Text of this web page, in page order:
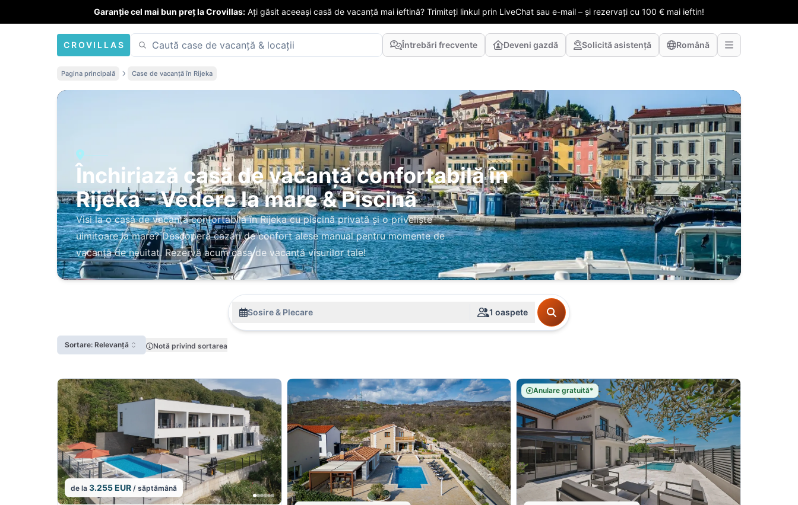
Garanție cel mai bun preț la Crovillas: Ați găsit aceeași casă de vacanță mai ieftină? Trimiteți linkul prin LiveChat sau e-mail – și rezervați cu 100 € mai ieftin!
CROVILLAS Întrebări frecvente Deveni gazdă Solicită asistență Română
Pagina principală Case de vacanță în Rijeka
Închiriază casă de vacanță confortabilă în
Rijeka – Vedere la mare & Piscină
Visi la o casă de vacanță confortabilă în Rijeka cu piscină privată și o priveliște
uimitoare la mare? Descoperă cazări de confort alese manual pentru momente de
vacanță de neuitat. Rezervă acum casa de vacanță visurilor tale!
Sosire & Plecare 1 oaspete
Sortare: Relevanță Notă privind sortarea
de la 3.255 EUR / săptămână
Anulare gratuită*